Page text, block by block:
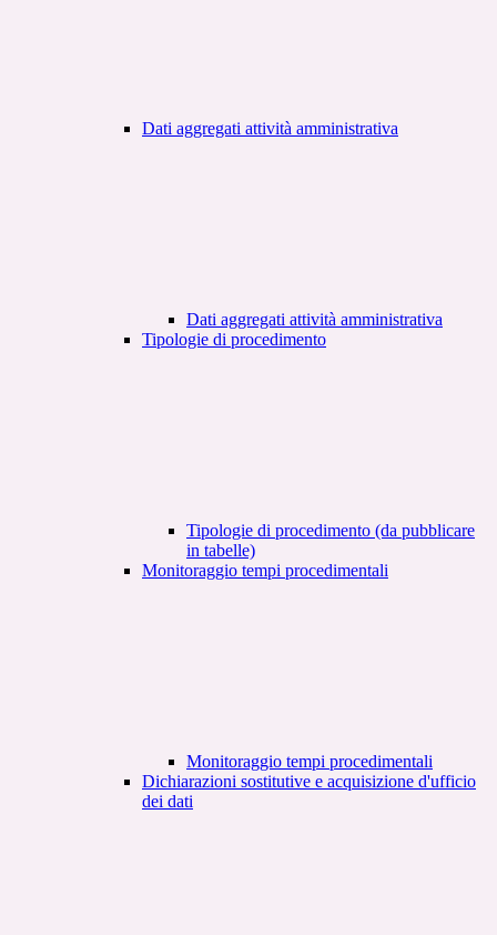
Dati aggregati attività amministrativa
Dati aggregati attività amministrativa
Tipologie di procedimento
Tipologie di procedimento (da pubblicare
in tabelle)
Monitoraggio tempi procedimentali
Monitoraggio tempi procedimentali
Dichiarazioni sostitutive e acquisizione d'ufficio
dei dati